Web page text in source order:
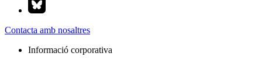
Contacta amb nosaltres
Informació corporativa